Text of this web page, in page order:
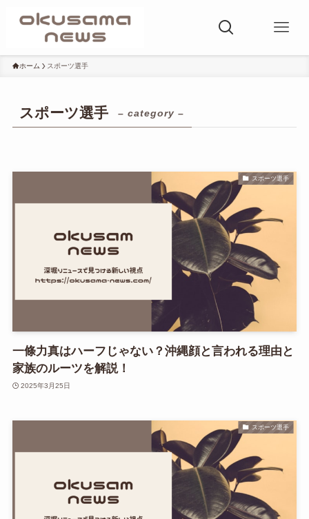
ホーム スポーツ選手
スポーツ選手 – category –
スポーツ選手
一條力真はハーフじゃない？沖縄顔と言われる理由と
家族のルーツを解説！
2025年3月25日
スポーツ選手